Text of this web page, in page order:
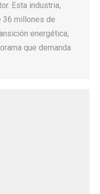
Esta industria,
36 millones de
energética,
que demanda